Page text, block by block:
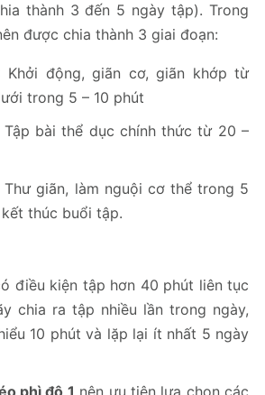
thành 3 đến 5 ngày tập). Trong
được chia thành 3 giai đoạn:
Khởi động, giãn cơ, giãn khớp từ
trong 5 – 10 phút
Tập bài thể dục chính thức từ 20 –
Thư giãn, làm nguội cơ thể trong 5
thúc buổi tập.
điều kiện tập hơn 40 phút liên tục
chia ra tập nhiều lần trong ngày,
10 phút và lặp lại ít nhất 5 ngày